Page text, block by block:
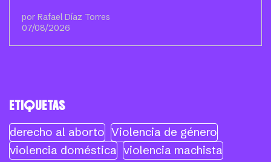
por Rafael Díaz Torres
07/08/2026
ETIQUETAS
derecho al aborto Violencia de género
violencia doméstica violencia machista